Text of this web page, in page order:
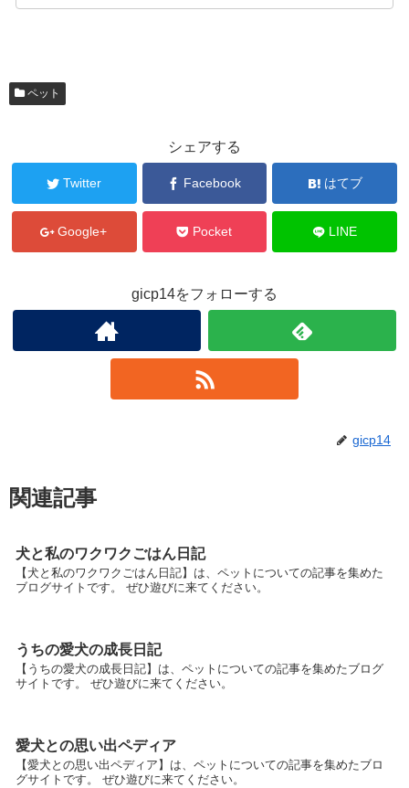
ペット
シェアする
Twitter Facebook はてブ
Google+ Pocket LINE
gicp14をフォローする
gicp14
関連記事
犬と私のワクワクごはん日記
【犬と私のワクワクごはん日記】は、ペットについての記事を集めた
ブログサイトです。 ぜひ遊びに来てください。
うちの愛犬の成長日記
【うちの愛犬の成長日記】は、ペットについての記事を集めたブログ
サイトです。 ぜひ遊びに来てください。
愛犬との思い出ペディア
【愛犬との思い出ペディア】は、ペットについての記事を集めたブロ
グサイトです。 ぜひ遊びに来てください。